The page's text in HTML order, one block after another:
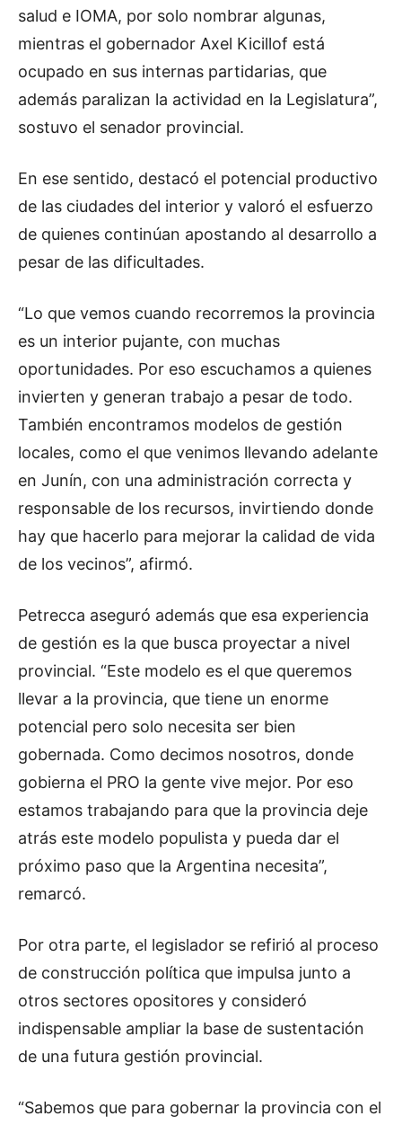
salud e IOMA, por solo nombrar algunas,
mientras el gobernador Axel Kicillof está
ocupado en sus internas partidarias, que
además paralizan la actividad en la Legislatura”,
sostuvo el senador provincial.
En ese sentido, destacó el potencial productivo
de las ciudades del interior y valoró el esfuerzo
de quienes continúan apostando al desarrollo a
pesar de las dificultades.
“Lo que vemos cuando recorremos la provincia
es un interior pujante, con muchas
oportunidades. Por eso escuchamos a quienes
invierten y generan trabajo a pesar de todo.
También encontramos modelos de gestión
locales, como el que venimos llevando adelante
en Junín, con una administración correcta y
responsable de los recursos, invirtiendo donde
hay que hacerlo para mejorar la calidad de vida
de los vecinos”, afirmó.
Petrecca aseguró además que esa experiencia
de gestión es la que busca proyectar a nivel
provincial. “Este modelo es el que queremos
llevar a la provincia, que tiene un enorme
potencial pero solo necesita ser bien
gobernada. Como decimos nosotros, donde
gobierna el PRO la gente vive mejor. Por eso
estamos trabajando para que la provincia deje
atrás este modelo populista y pueda dar el
próximo paso que la Argentina necesita”,
remarcó.
Por otra parte, el legislador se refirió al proceso
de construcción política que impulsa junto a
otros sectores opositores y consideró
indispensable ampliar la base de sustentación
de una futura gestión provincial.
“Sabemos que para gobernar la provincia con el